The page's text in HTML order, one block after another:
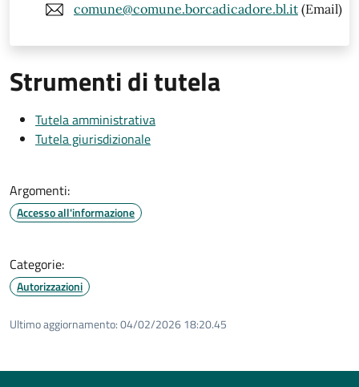
comune@comune.borcadicadore.bl.it (Email)
Strumenti di tutela
Tutela amministrativa
Tutela giurisdizionale
Argomenti:
Accesso all'informazione
Categorie:
Autorizzazioni
Ultimo aggiornamento:04/02/2026 18:20.45